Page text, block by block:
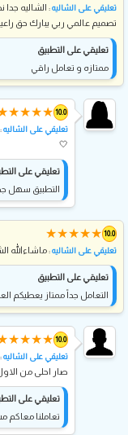
تعليقي على الشاليه: الشاليه
تصميم عالمي ربي يبارك حق
تعليقي على التطبيق
ممتازه و تعامل راقي
10.0
★
★
★
★
تعليقي على الشاليه
🤍
تعليقي على
التطبيق سهل
10.0
★
★
★
★
★
تعليقي على الشاليه: ماشاءالله
تعليقي على التطبيق
التعامل جداً ممتاز يعطيكم
10.0
★
★
★
★
تعليقي على الشاليه
صار احلى من
تعليقي على
تعاملنا معاكم